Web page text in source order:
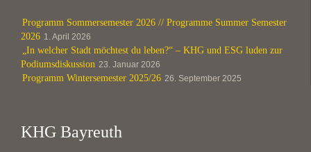
Programm Sommersemester 2026 // Programme Summer Semester
2026 1. April 2026
„In welcher Stadt möchtest du leben?“ – KHG und ESG luden zur
Podiumsdiskussion 23. Januar 2026
Programm Wintersemester 2025/26 26. September 2025
KHG Bayreuth